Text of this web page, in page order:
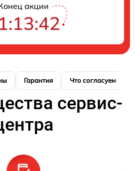
акции
Гарантия Что согласуем
сервис-